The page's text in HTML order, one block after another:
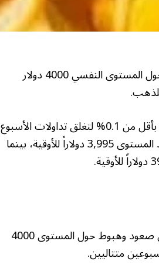
شهد الذهب العالمي تذبذباً بدون اتجاه واضح لتظل التداولات تحوم حول المستوى النفسي 4000 دولار
سجل سعر أوقية الذهب العالمي ارتفاعاً طفيفاً خلال الأسبوع الماضي بأقل من 0.1% لتغلق تداولات الأسبوع
عند المستوى 4,001 دولار للأوقية بعد أن افتتح تداولات الأسبوع عند المستوى 3,995 دولاراً للأوقية، بينما
استقرت تداولات الذهب خلال الأسبوع الماضي وسيطر التذبذب بين صعود وهبوط حول المستوى 4000
متتاليين.